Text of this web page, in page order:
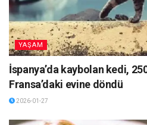
YAŞAM
İspanya’da kaybolan kedi,
Fransa’daki evine döndü
2026-01-27